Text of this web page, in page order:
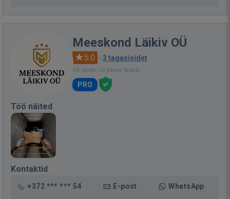
Meeskond Läikiv OÜ
5.0 · 3 tagasisidet
Oli saidil: 10 päeva tagasi
PRO
Töö näited
Kontaktid
+372 *** *** 54 E-post WhatsApp